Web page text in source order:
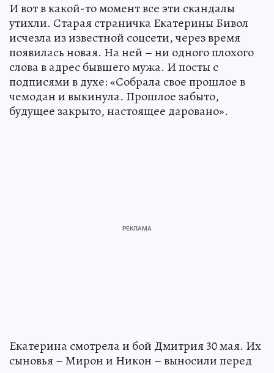
И вот в какой-то момент все эти скандалы
утихли. Старая страничка Екатерины Бивол
исчезла из известной соцсети, через время
появилась новая. На ней – ни одного плохого
слова в адрес бывшего мужа. И посты с
подписями в духе: «Собрала свое прошлое в
чемодан и выкинула. Прошлое забыто,
будущее закрыто, настоящее даровано».
Екатерина смотрела и бой Дмитрия 30 мая. Их
сыновья – Мирон и Никон – выносили перед